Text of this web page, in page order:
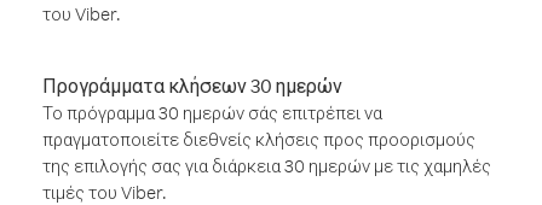
του Viber.
Προγράμματα κλήσεων 30 ημερών
Το πρόγραμμα 30 ημερών σάς επιτρέπει να
πραγματοποιείτε διεθνείς κλήσεις προς προορισμούς
της επιλογής σας για διάρκεια 30 ημερών με τις χαμηλές
τιμές του Viber.